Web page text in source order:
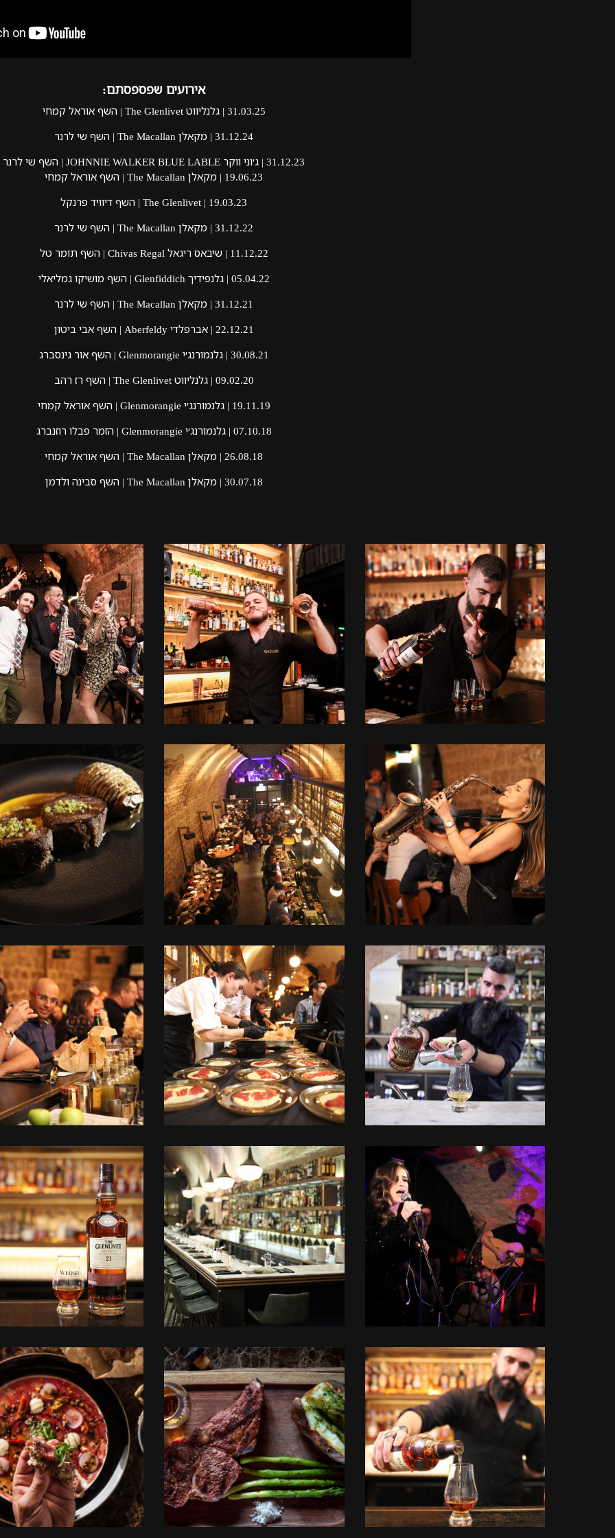
אירועים שפספסתם:
31.03.25 | גלנליווט The Glenlivet | השף אוראל קמחי
31.12.24 | מקאלן The Macallan | השף שי לרנר
31.12.23 | ג׳וני ווקר JOHNNIE WALKER BLUE LABLE | השף שי לרנר
19.06.23 | מקאלן The Macallan | השף אוראל קמחי
19.03.23 | The Glenlivet | השף דיוויד פרנקל
31.12.22 | מקאלן The Macallan | השף שי לרנר
11.12.22 | שיבאס ריגאל Chivas Regal | השף תומר טל
05.04.22 | גלנפידיך Glenfiddich | השף מושיקו גמליאלי
31.12.21 | מקאלן The Macallan | השף שי לרנר
22.12.21 | אברפלדי Aberfeldy | השף אבי ביטון
30.08.21 | גלנמורנג׳י Glenmorangie | השף אור גינסברג
09.02.20 | גלנליווט The Glenlivet | השף רז רהב
19.11.19 | גלנמורנג׳י Glenmorangie | השף אוראל קמחי
07.10.18 | גלנמורנג׳י Glenmorangie | הזמר פבלו רוזנברג
26.08.18 | מקאלן The Macallan | השף אוראל קמחי
30.07.18 | מקאלן The Macallan | השף סבינה ולדמן
לפתיחת
התמונה
בגדול
-
+
לפתיחת
התמונה
בגדול
-
+
לפתיחת
התמונה
בגדול
לפתיחת
התמונה
בגדול
-
+
לפתיחת
התמונה
בגדול
+
לפתיחת
התמונה
בגדול
-
+
לפתיחת
התמונה
בגדול
-
+
לפתיחת
התמונה
בגדול
-
+
לפתיחת
התמונה
בגדול
-
+
לפתיחת
התמונה
בגדול
-
+
לפתיחת
התמונה
בגדול
-
+
לפתיחת
התמונה
בגדול
התמונה
בגדול
-
+
לפתיחת
התמונה
בגדול
-
+
לפתיחת
התמונה
בגדול
-
+